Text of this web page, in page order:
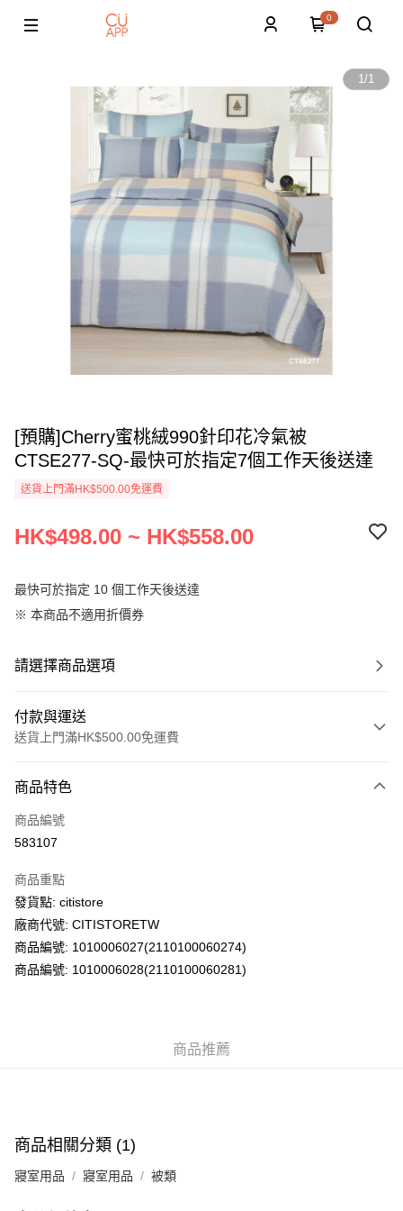
0
1/1
[預購]Cherry蜜桃絨990針印花冷氣被
CTSE277-SQ-最快可於指定7個工作天後送達
送貨上門滿HK$500.00免運費
HK$498.00 ~ HK$558.00
最快可於指定 10 個工作天後送達
※ 本商品不適用折價券
請選擇商品選項
付款與運送
送貨上門滿HK$500.00免運費
信用卡
AlipayHK
WeChat Pay
送貨方式
送貨上門 (不支援順豐自取點及智能櫃)
每筆HK$50.00，滿HK$200.00或以上免運費
UNY 門市自取
每筆HK$50.00，滿HK$200.00或以上免運費
商品特色
商品編號
583107
商品重點
發貨點: citistore
廠商代號: CITISTORETW
商品編號: 1010006027(2110100060274)
商品編號: 1010006028(2110100060281)
商品推薦
商品相關分類 (1)
寢室用品 寢室用品 被類